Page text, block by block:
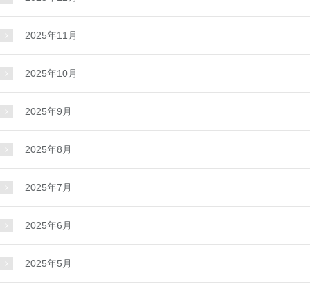
2025年11月
2025年10月
2025年9月
2025年8月
2025年7月
2025年6月
2025年5月